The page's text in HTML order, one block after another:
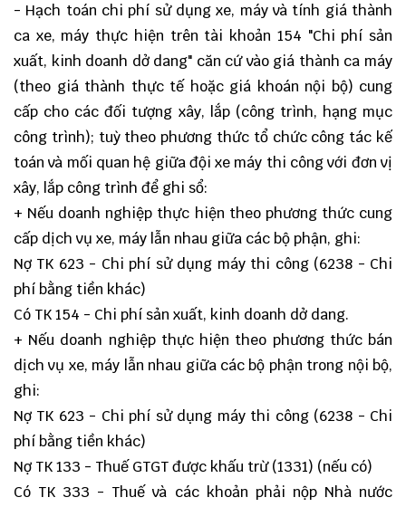
- Hạch toán chi phí sử dụng xe, máy và tính giá thành
ca xe, máy thực hiện trên tài khoản 154 "Chi phí sản
xuất, kinh doanh dở dang" căn cứ vào giá thành ca máy
(theo giá thành thực tế hoặc giá khoán nội bộ) cung
cấp cho các đối tượng xây, lắp (công trình, hạng mục
công trình); tuỳ theo phương thức tổ chức công tác kế
toán và mối quan hệ giữa đội xe máy thi công với đơn vị
xây, lắp công trình để ghi sổ:
+ Nếu doanh nghiệp thực hiện theo phương thức cung
cấp dịch vụ xe, máy lẫn nhau giữa các bộ phận, ghi:
Nợ TK 623 - Chi phí sử dụng máy thi công (6238 - Chi
phí bằng tiền khác)
Có TK 154 - Chi phí sản xuất, kinh doanh dở dang.
+ Nếu doanh nghiệp thực hiện theo phương thức bán
dịch vụ xe, máy lẫn nhau giữa các bộ phận trong nội bộ,
ghi:
Nợ TK 623 - Chi phí sử dụng máy thi công (6238 - Chi
phí bằng tiền khác)
Nợ TK 133 - Thuế GTGT được khấu trừ (1331) (nếu có)
Có TK 333 - Thuế và các khoản phải nộp Nhà nước